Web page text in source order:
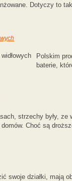
Dotyczy to
Polskim
baterie,
strzechy były,
Choć są
swoje działki, mają